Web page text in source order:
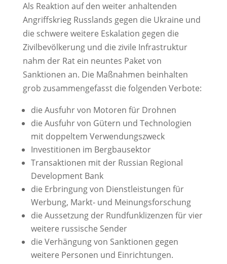
Als Reaktion auf den weiter anhaltenden
Angriffskrieg Russlands gegen die Ukraine und
die schwere weitere Eskalation gegen die
Zivilbevölkerung und die zivile Infrastruktur
nahm der Rat ein neuntes Paket von
Sanktionen an. Die Maßnahmen beinhalten
grob zusammengefasst die folgenden Verbote:
die Ausfuhr von Motoren für Drohnen
die Ausfuhr von Gütern und Technologien
mit doppeltem Verwendungszweck
Investitionen im Bergbausektor
Transaktionen mit der Russian Regional
Development Bank
die Erbringung von Dienstleistungen für
Werbung, Markt- und Meinungsforschung
die Aussetzung der Rundfunklizenzen für vier
weitere russische Sender
die Verhängung von Sanktionen gegen
weitere Personen und Einrichtungen.